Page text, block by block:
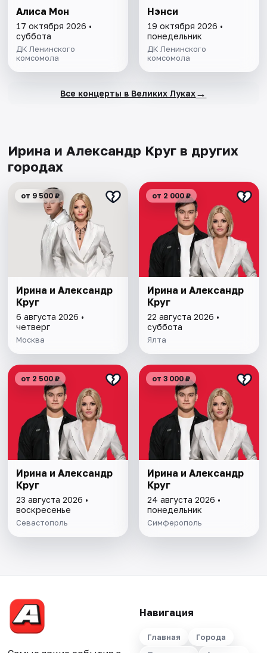
Алиса Мон
17 октября 2026 •
суббота
ДК Ленинского
комсомола
Нэнси
19 октября 2026 •
понедельник
ДК Ленинского
комсомола
Все концерты в Великих Луках→
Ирина и Александр Круг в других
городах
от 9 500 ₽
Ирина и Александр
Круг
6 августа 2026 •
четверг
Москва
от 2 000 ₽
Ирина и Александр
Круг
22 августа 2026 •
суббота
Ялта
от 2 500 ₽
Ирина и Александр
Круг
23 августа 2026 •
воскресенье
Севастополь
от 3 000 ₽
Ирина и Александр
Круг
24 августа 2026 •
понедельник
Симферополь
Навигация
Главная
Города